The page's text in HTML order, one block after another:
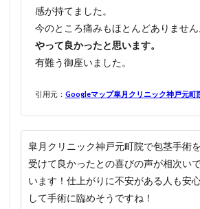
感が持てました。
今のところ痛みもほとんどありません
やって良かったと思います。
有難う御座いました。
引用元： Googleマップ皐月クリニック神戸元町
皐月クリニック神戸元町院で包茎手術を
受けて良かったとの喜びの声が相次い
います！仕上がりに不安がある人も安
して手術に臨めそうですね！